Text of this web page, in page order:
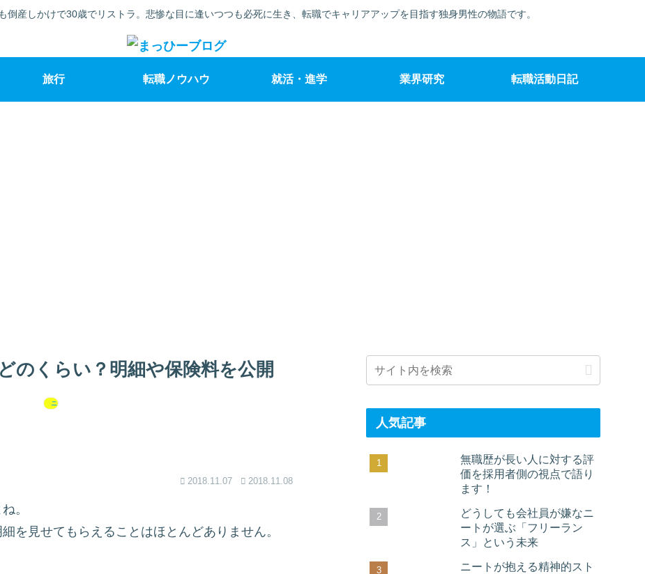
倒産しかけで30歳でリストラ。悲惨な目に逢いつつも必死に生き、転職でキャリアアップを目指す独身男性の物語です。
旅行 転職ノウハウ 就活・進学 業界研究 転職活動日記
のくらい？明細や保険料を公開
ニート・フリーター・非正規雇用
2018.11.07 2018.11.08
。
を見せてもらえることはほとんどありません。
人気記事
無職歴が長い人に対する評
価を採用者側の視点で語り
ます！
どうしても会社員が嫌なニ
ートが選ぶ「フリーラン
ス」という未来
ニートが抱える精神的スト